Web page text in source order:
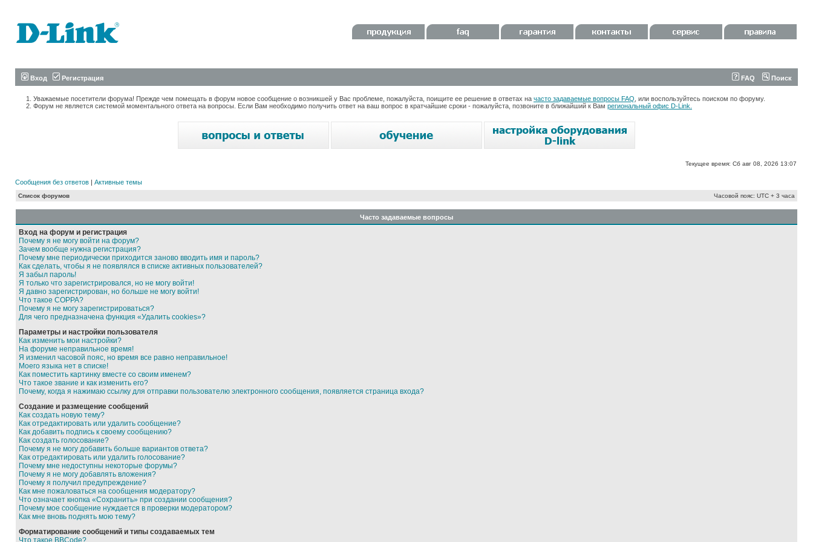
Вход Регистрация FAQ Поиск
Уважаемые посетители форума! Прежде чем помещать в форум новое сообщение о возникшей у Вас проблеме, пожалуйста, поищите ее решение в ответах на часто задаваемые вопросы FAQ , или воспользуйтесь поиском по форуму.
Форум не является системой моментального ответа на вопросы. Если Вам необходимо получить ответ на ваш вопрос в кратчайшие сроки - пожалуйста, позвоните в ближайший к Вам региональный офис D-Link.
Текущее время: Сб авг 08, 2026 13:07
Сообщения без ответов | Активные темы
Список форумов Часовой пояс: UTC + 3 часа
Часто задаваемые вопросы
Вход на форум и регистрация
Почему я не могу войти на форум?
Зачем вообще нужна регистрация?
Почему мне периодически приходится заново вводить имя и пароль?
Как сделать, чтобы я не появлялся в списке активных пользователей?
Я забыл пароль!
Я только что зарегистрировался, но не могу войти!
Я давно зарегистрирован, но больше не могу войти!
Что такое COPPA?
Почему я не могу зарегистрироваться?
Для чего предназначена функция «Удалить cookies»?
Параметры и настройки пользователя
Как изменить мои настройки?
На форуме неправильное время!
Я изменил часовой пояс, но время все равно неправильное!
Моего языка нет в списке!
Как поместить картинку вместе со своим именем?
Что такое звание и как изменить его?
Почему, когда я нажимаю ссылку для отправки пользователю электронного сообщения, появляется страница входа?
Создание и размещение сообщений
Как создать новую тему?
Как отредактировать или удалить сообщение?
Как добавить подпись к своему сообщению?
Как создать голосование?
Почему я не могу добавить больше вариантов ответа?
Как отредактировать или удалить голосование?
Почему мне недоступны некоторые форумы?
Почему я не могу добавлять вложения?
Почему я получил предупреждение?
Как мне пожаловаться на сообщения модератору?
Что означает кнопка «Сохранить» при создании сообщения?
Почему мое сообщение нуждается в проверки модератором?
Как мне вновь поднять мою тему?
Форматирование сообщений и типы создаваемых тем
Что такое BBCode?